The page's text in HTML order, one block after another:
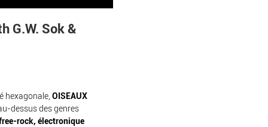
G.W. Sok &
hexagonale, OISEAUX
dessus des genres
rock, électronique